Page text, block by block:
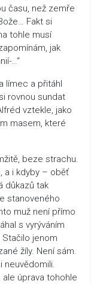
času, než zemře
Fakt si
tohle musí
jak
…“
límec a přitáhl
rovnou sundat
vztekle, jako
masem, které
beze strachu.
a i kdyby – oběť
důkazů tak
stanoveného
muž není přímo
s vyrýváním
Stačilo jenom
žíly. Není sám.
neuvědomili.
úprava tohohle